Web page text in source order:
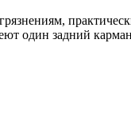
один задний